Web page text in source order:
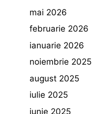
mai 2026
februarie 2026
ianuarie 2026
noiembrie 2025
august 2025
iulie 2025
iunie 2025